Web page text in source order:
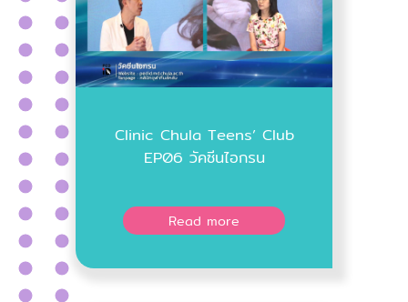
Clinic Chula Teens’ Club
EP06 วัคซีนไอกรน
Read more